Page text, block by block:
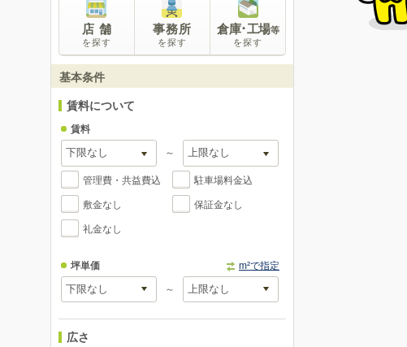
店 舗
を探す
事務所
を探す
倉庫･工場等
を探す
基本条件
賃料について
賃料
～
管理費・共益費込 駐車場料金込
敷金なし 保証金なし
礼金なし
坪単価 m²で指定
～
広さ